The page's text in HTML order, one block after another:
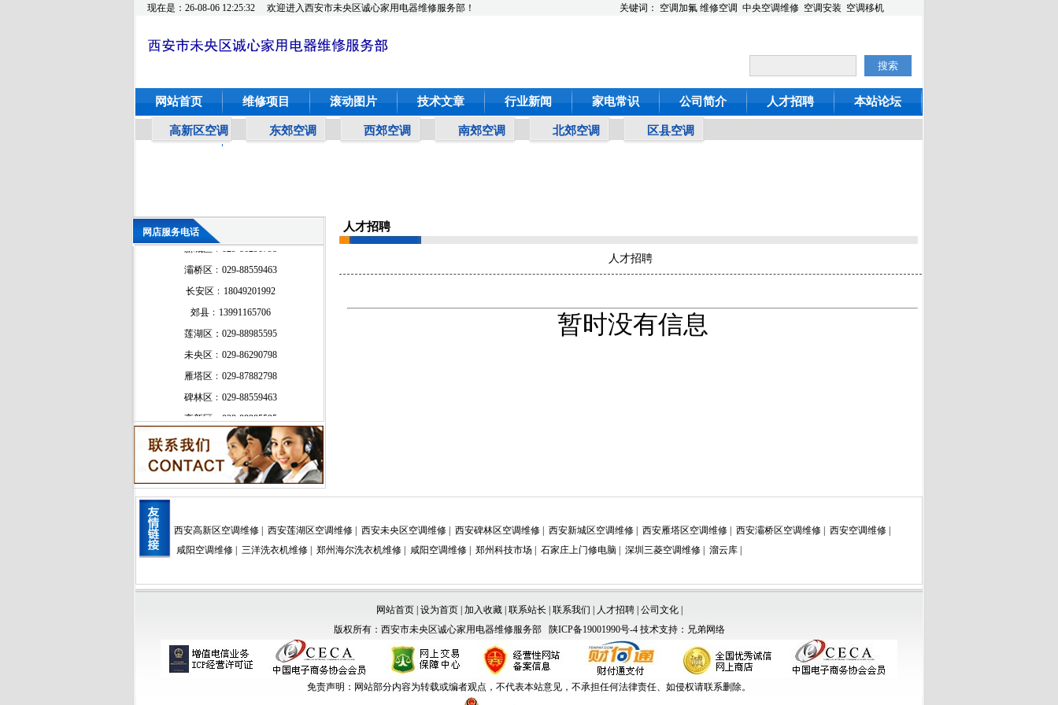
现在是：26-08-06 12:25:32 欢迎进入西安市未央区诚心家用电器维修服务部！ 关键词： 空调加氟 维修空调 中央空调维修 空调安装 空调移机
网站首页 维修项目 滚动图片 技术文章 行业新闻 家电常识 公司简介 人才招聘 本站论坛
网上保修
高新区空调 东郊空调 西郊空调 南郊空调 北郊空调 区县空调
人才招聘
人才招聘
暂时没有信息
网店服务电话
莲湖区：029-88985595
高新区﹕029-88985595
新城区﹕029-86290798
灞桥区﹕029-88559463
长安区﹕18049201992
郊县﹕13991165706
莲湖区：029-88985595
未央区﹕029-86290798
雁塔区﹕029-87882798
碑林区﹕029-88559463
高新区﹕029-88985595
新城区﹕029-86290798
灞桥区﹕029-88559463
长安区﹕18049201992
郊县﹕13991165706
西安高新区空调维修 西安莲湖区空调维修 西安未央区空调维修 西安碑林区空调维修 西安新城区空调维修 西安雁塔区空调维修 西安灞桥区空调维修 西安空调维修
咸阳空调维修
三洋洗衣机维修 郑州海尔洗衣机维修 咸阳空调维修 郑州科技市场 石家庄上门修电脑 深圳三菱空调维修 溜云库
网站首页| 设为首页| 加入收藏| 联系站长 联系我们 人才招聘| 公司文化|
版权所有：西安市未央区诚心家用电器维修服务部
陕ICP备19001990号-4技术支持： 兄弟网络
免责声明：网站部分内容为转载或编者观点，不代表本站意见，不承担任何法律责任、如侵权请联系删除。